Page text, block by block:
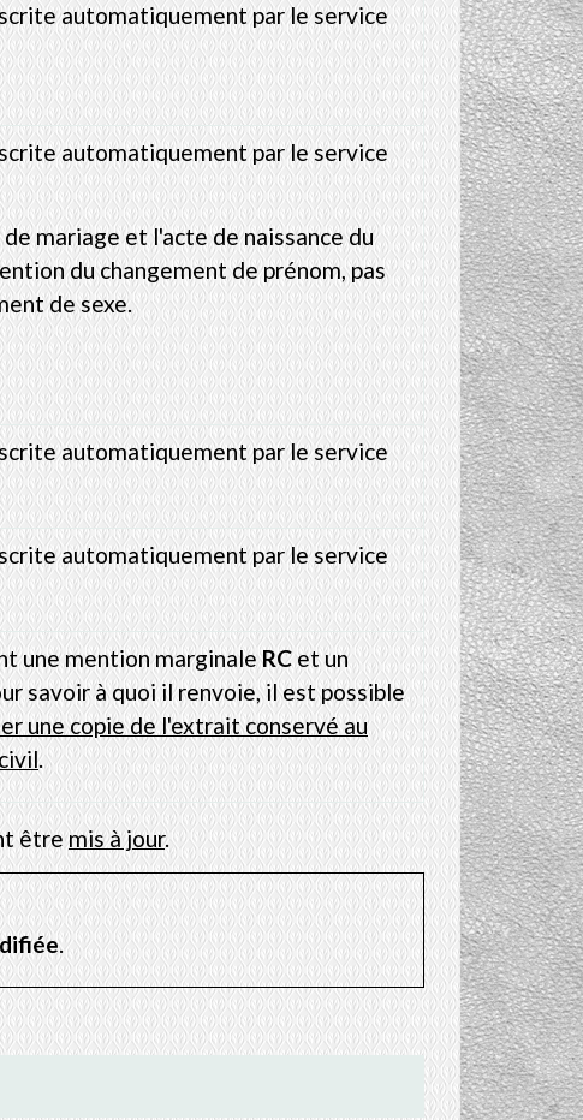
automatiquement par le service
automatiquement par le service
mariage et l'acte de naissance du
du changement de prénom, pas
de sexe.
automatiquement par le service
automatiquement par le service
une mention marginaleRC et un
savoir à quoi il renvoie, il est possible
une copie de l'extrait conservé au
.
êtremis à jour.
.